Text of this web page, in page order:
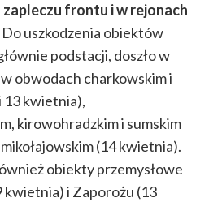
frontu i w rejonach
Do uszkodzenia obiektów
podstacji, doszło w
obwodach charkowskim i
13 kwietnia),
kirowohradzkim i sumskim
(14 kwietnia).
obiekty przemysłowe
kwietnia) i Zaporożu (13